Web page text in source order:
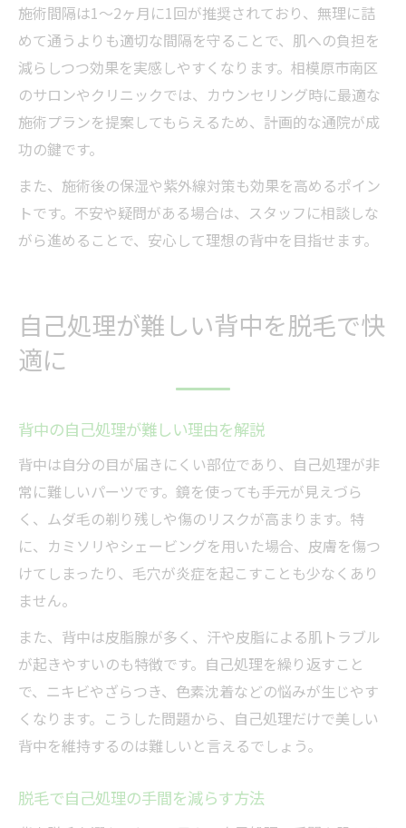
施術間隔は1〜2ヶ月に1回が推奨されており、無理に詰
めて通うよりも適切な間隔を守ることで、肌への負担を
減らしつつ効果を実感しやすくなります。相模原市南区
のサロンやクリニックでは、カウンセリング時に最適な
施術プランを提案してもらえるため、計画的な通院が成
功の鍵です。
また、施術後の保湿や紫外線対策も効果を高めるポイン
トです。不安や疑問がある場合は、スタッフに相談しな
がら進めることで、安心して理想の背中を目指せます。
自己処理が難しい背中を脱毛で快
適に
背中の自己処理が難しい理由を解説
背中は自分の目が届きにくい部位であり、自己処理が非
常に難しいパーツです。鏡を使っても手元が見えづら
く、ムダ毛の剃り残しや傷のリスクが高まります。特
に、カミソリやシェービングを用いた場合、皮膚を傷つ
けてしまったり、毛穴が炎症を起こすことも少なくあり
ません。
また、背中は皮脂腺が多く、汗や皮脂による肌トラブル
が起きやすいのも特徴です。自己処理を繰り返すこと
で、ニキビやざらつき、色素沈着などの悩みが生じやす
くなります。こうした問題から、自己処理だけで美しい
背中を維持するのは難しいと言えるでしょう。
脱毛で自己処理の手間を減らす方法